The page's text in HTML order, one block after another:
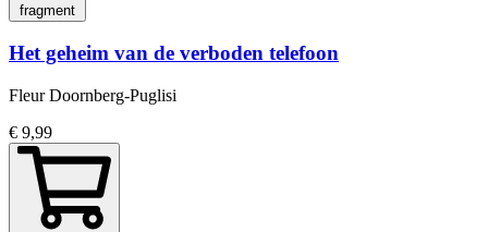
fragment
Het geheim van de verboden telefoon
Fleur Doornberg-Puglisi
€ 9,99